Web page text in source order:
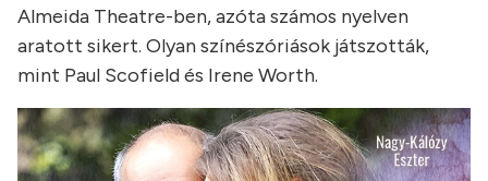
Almeida Theatre-ben, azóta számos nyelven
aratott sikert. Olyan színészóriások játszották,
mint Paul Scofield és Irene Worth.